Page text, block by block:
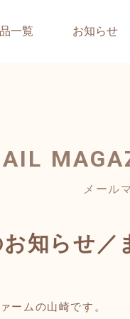
一覧 お知らせ
メール
知らせ／
ームの山崎です。